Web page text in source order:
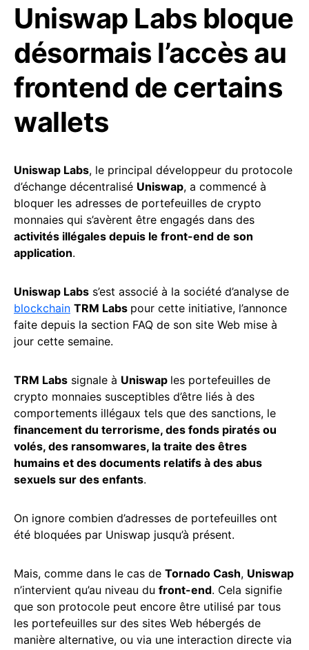
Uniswap Labs bloque
désormais l’accès au
frontend de certains
wallets
Uniswap Labs, le principal développeur du protocole
d’échange décentralisé Uniswap, a commencé à
bloquer les adresses de portefeuilles de crypto
monnaies qui s’avèrent être engagés dans des
activités illégales depuis le front-end de son
application.
Uniswap Labs s’est associé à la société d’analyse de
blockchain TRM Labs pour cette initiative, l’annonce
faite depuis la section FAQ de son site Web mise à
jour cette semaine.
TRM Labs signale à Uniswap les portefeuilles de
crypto monnaies susceptibles d’être liés à des
comportements illégaux tels que des sanctions, le
financement du terrorisme, des fonds piratés ou
volés, des ransomwares, la traite des êtres
humains et des documents relatifs à des abus
sexuels sur des enfants.
On ignore combien d’adresses de portefeuilles ont
été bloquées par Uniswap jusqu’à présent.
Mais, comme dans le cas de Tornado Cash, Uniswap
n’intervient qu’au niveau du front-end. Cela signifie
que son protocole peut encore être utilisé par tous
les portefeuilles sur des sites Web hébergés de
manière alternative, ou via une interaction directe via